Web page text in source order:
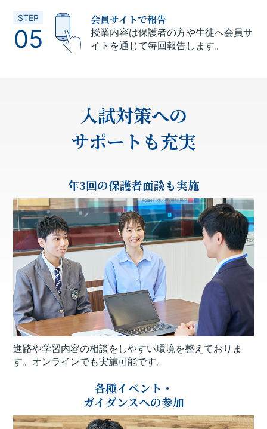
STEP
05
会員サイトで報告
授業内容は保護者の方や生徒へ会員サ
イトを通じて毎回報告します。
入試対策への
サポートも充実
年3回の保護者面談も実施
進路や学習内容の相談をしやすい環境を整えておりま
す。オンラインでも実施可能です。
各種イベント・
ガイダンスへの参加